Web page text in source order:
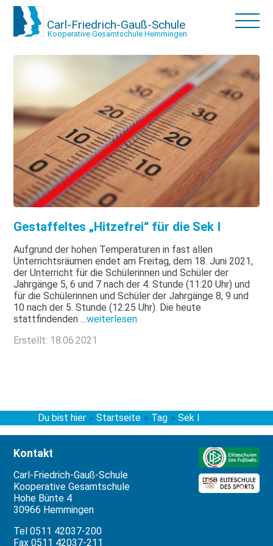
Carl-Friedrich-Gauß-Schule
Kooperative Gesamtschule Hemmingen
Gestaffeltes „Hitzefrei“ für die Sek I
Aufgrund der hohen Temperaturen in fast allen
Unterrichtsräumen endet am Freitag, dem 18. Juni 2021,
der Unterricht für die Schülerinnen und Schüler der
Jahrgänge 5, 6 und 7 nach der 4. Stunde (11:20 Uhr) und
für die Schülerinnen und Schüler der Jahrgänge 8, 9 und
10 nach der 5. Stunde (12:25 Uhr). Die heute
stattfindenden …weiterlesen
Erstellt: 18.06.2021
Du bist hier > Startseite > Tag > Sek I
Kontakt
Carl-Friedrich-Gauß-Schule
Kooperative Gesamtschule
Hohe Bünte 4
30966 Hemmingen
Tel 0511 42037-200
Fax 0511 42037-211